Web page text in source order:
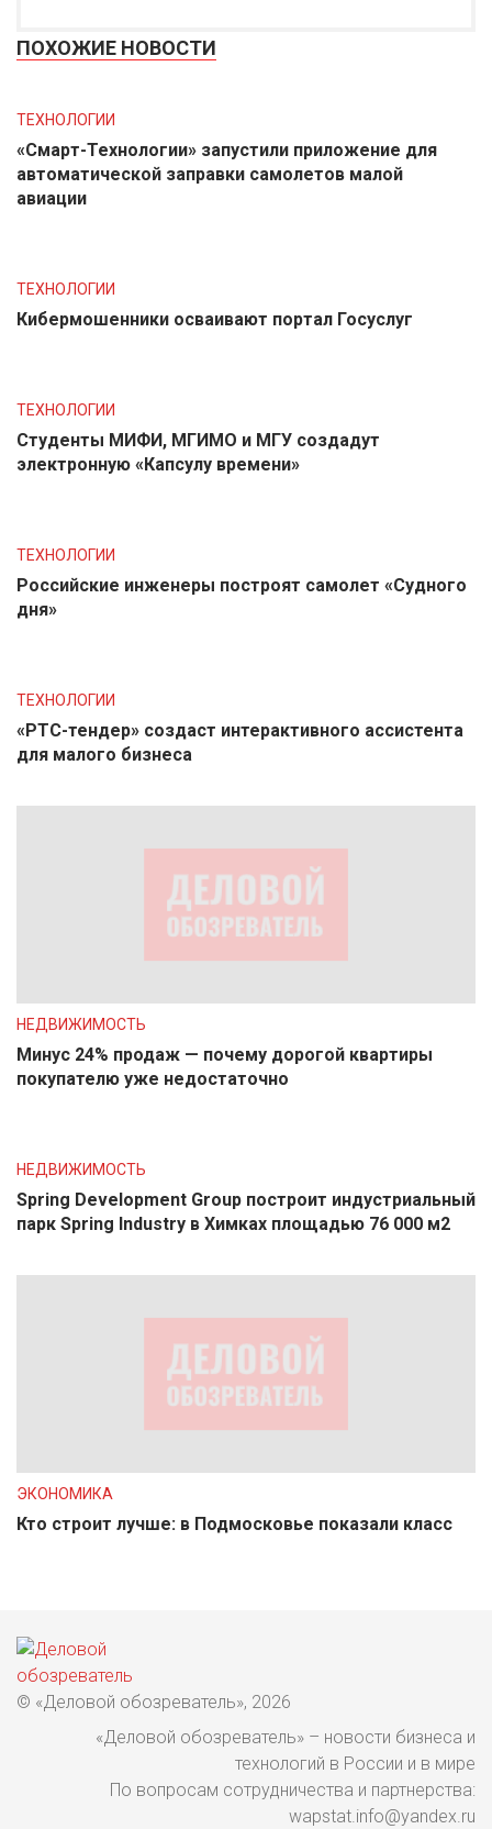
ПОХОЖИЕ НОВОСТИ
ТЕХНОЛОГИИ
«Смарт-Технологии» запустили приложение для
автоматической заправки самолетов малой
авиации
ТЕХНОЛОГИИ
Кибермошенники осваивают портал Госуслуг
ТЕХНОЛОГИИ
Студенты МИФИ, МГИМО и МГУ создадут
электронную «Капсулу времени»
ТЕХНОЛОГИИ
Российские инженеры построят самолет «Судного
дня»
ТЕХНОЛОГИИ
«РТС-тендер» создаст интерактивного ассистента
для малого бизнеса
НЕДВИЖИМОСТЬ
Минус 24% продаж — почему дорогой квартиры
покупателю уже недостаточно
НЕДВИЖИМОСТЬ
Spring Development Group построит индустриальный
парк Spring Industry в Химках площадью 76 000 м2
ЭКОНОМИКА
Кто строит лучше: в Подмосковье показали класс
© «Деловой обозреватель», 2026
«Деловой обозреватель» – новости бизнеса и
технологий в России и в мире
По вопросам сотрудничества и партнерства:
wapstat.info@yandex.ru